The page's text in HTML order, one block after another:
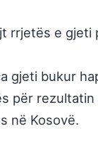
rrjetës e gjeti
gjeti bukur
për
në Kosovë.